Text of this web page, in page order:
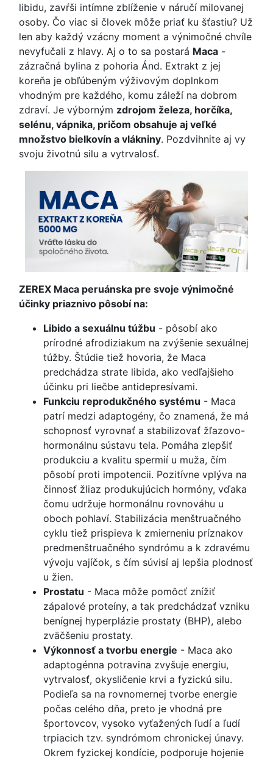
libidu, zavŕši intímne zblíženie v náručí milovanej
osoby. Čo viac si človek môže priať ku šťastiu? Už
len aby každý vzácny moment a výnimočné chvíle
nevyfučali z hlavy. Aj o to sa postará Maca -
zázračná bylina z pohoria Ánd. Extrakt z jej
koreňa je obľúbeným výživovým doplnkom
vhodným pre každého, komu záleží na dobrom
zdraví. Je výborným zdrojom železa, horčíka,
selénu, vápnika, pričom obsahuje aj veľké
množstvo bielkovín a vlákniny. Pozdvihnite aj vy
svoju životnú silu a vytrvalosť.
ZEREX Maca peruánska pre svoje výnimočné
účinky priaznivo pôsobí na:
Libido a sexuálnu túžbu - pôsobí ako
prírodné afrodiziakum na zvýšenie sexuálnej
túžby. Štúdie tiež hovoria, že Maca
predchádza strate libida, ako vedľajšieho
účinku pri liečbe antidepresívami.
Funkciu reprodukčného systému - Maca
patrí medzi adaptogény, čo znamená, že má
schopnosť vyrovnať a stabilizovať žľazovo-
hormonálnu sústavu tela. Pomáha zlepšiť
produkciu a kvalitu spermií u muža, čím
pôsobí proti impotencii. Pozitívne vplýva na
činnosť žliaz produkujúcich hormóny, vďaka
čomu udržuje hormonálnu rovnováhu u
oboch pohlaví. Stabilizácia menštruačného
cyklu tiež prispieva k zmierneniu príznakov
predmenštruačného syndrómu a k zdravému
vývoju vajíčok, s čím súvisí aj lepšia plodnosť
u žien.
Prostatu - Maca môže pomôcť znížiť
zápalové proteíny, a tak predchádzať vzniku
benígnej hyperplázie prostaty (BHP), alebo
zväčšeniu prostaty.
Výkonnosť a tvorbu energie - Maca ako
adaptogénna potravina zvyšuje energiu,
vytrvalosť, okysličenie krvi a fyzickú silu.
Podieľa sa na rovnomernej tvorbe energie
počas celého dňa, preto je vhodná pre
športovcov, vysoko vyťažených ľudí a ľudí
trpiacich tzv. syndrómom chronickej únavy.
Okrem fyzickej kondície, podporuje hojenie